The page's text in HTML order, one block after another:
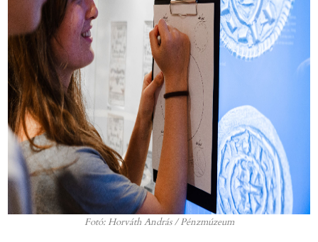
Fotó: Horváth András / Pénzmúzeum